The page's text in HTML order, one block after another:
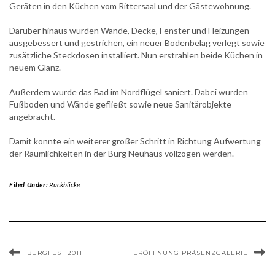
Geräten in den Küchen vom Rittersaal und der Gästewohnung.
Darüber hinaus wurden Wände, Decke, Fenster und Heizungen
ausgebessert und gestrichen, ein neuer Bodenbelag verlegt sowie
zusätzliche Steckdosen installiert. Nun erstrahlen beide Küchen in
neuem Glanz.
Außerdem wurde das Bad im Nordflügel saniert. Dabei wurden
Fußboden und Wände gefließt sowie neue Sanitärobjekte
angebracht.
Damit konnte ein weiterer großer Schritt in Richtung Aufwertung
der Räumlichkeiten in der Burg Neuhaus vollzogen werden.
Filed Under:Rückblicke
BURGFEST 2011 ERÖFFNUNG PRÄSENZGALERIE